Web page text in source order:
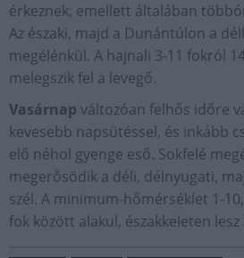
érkeznek, emellett általában
Az északi, majd a Dunántúlon a
megélénkül. A hajnali 3-11 fokról
melegszik fel a levegő.
Vasárnap változóan felhős időre
kevesebb napsütéssel, és inkább
elő néhol gyenge eső. Sokfelé
megerősödik a déli, délnyugati,
szél. A minimum-hőmérséklet 1-
fok között alakul, északkeleten